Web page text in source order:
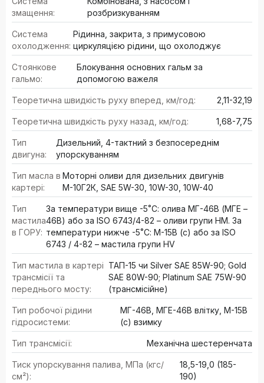
змащення:
розбризкуванням
Система
охолодження:
Рідинна, закрита, з примусовою
циркуляцією рідини, що охолоджує
Стоянкове
гальмо:
Блокування основних гальм за
допомогою важеля
Теоретична швидкість руху вперед, км/год: 2,11-32,19
Теоретична швидкість руху назад, км/год: 1,68-7,75
Тип
двигуна:
Дизельний, 4-тактний з безпосереднім
упорскуванням
Тип масла в
картері:
Моторні оливи для дизельних двигунів
М-10Г2К, SAE 5W-30, 10W-30, 10W-40
Тип
мастила
в ГОРУ:
За температури вище -5˚С: олива МГ-46В (МГЕ –
46В) або за ISO 6743/4-82 – оливи групи HM. За
температури нижче -5˚С: М-15В (с) або за ISO
6743 / 4-82 – мастила групи HV
Тип мастила в картері
трансмісії та
переднього мосту:
ТАП-15 чи Silver SAE 85W-90; Gold
SAE 80W-90; Platinum SAE 75W-90
(трансмісійне)
Тип робочої рідини
гідросистеми:
МГ-46В, МГЕ-46В влітку, М-15В
(с) взимку
Тип трансмісії: Механічна шестеренчата
Тиск упорскування палива, МПа (кгс/
см²):
18,5-19,0 (185-
190)